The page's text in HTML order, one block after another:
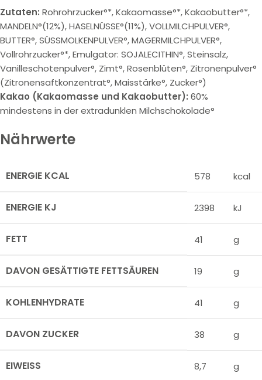
Zutaten: Rohrohrzucker°*, Kakaomasse°*, Kakaobutter°*,
MANDELN°(12%), HASELNÜSSE°(11%), VOLLMILCHPULVER°,
BUTTER°, SÜSSMOLKENPULVER°, MAGERMILCHPULVER°,
Vollrohrzucker°*, Emulgator: SOJALECITHIN°, Steinsalz,
Vanilleschotenpulver°, Zimt°, Rosenblüten°, Zitronenpulver°
(Zitronensaftkonzentrat°, Maisstärke°, Zucker°)
Kakao (Kakaomasse und Kakaobutter): 60%
mindestens in der extradunklen Milchschokolade°
Nährwerte
ENERGIE KCAL 578 kcal
ENERGIE KJ 2398 kJ
FETT 41 g
DAVON GESÄTTIGTE FETTSÄUREN 19 g
KOHLENHYDRATE 41 g
DAVON ZUCKER 38 g
EIWEISS 8,7 g